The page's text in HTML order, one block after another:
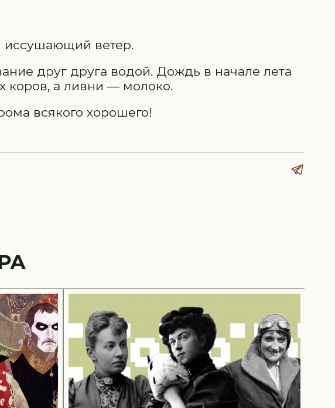
иссушающий ветер.
друг друга водой. Дождь в начале лета
коров, а ливни — молоко.
всякого хорошего!